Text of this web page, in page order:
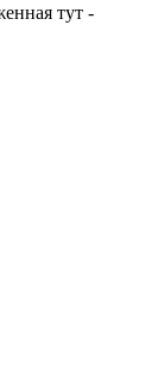
тут -